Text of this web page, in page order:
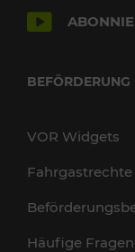
BEFÖRDERUNG
VOR Widgets
Fahrgastrechte
Häufige